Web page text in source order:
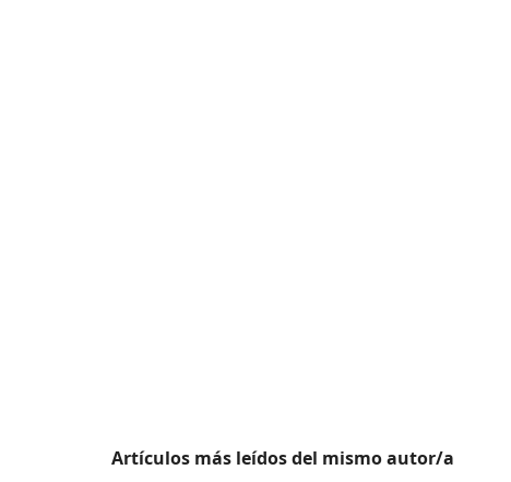
Artículos más leídos del mismo autor/a